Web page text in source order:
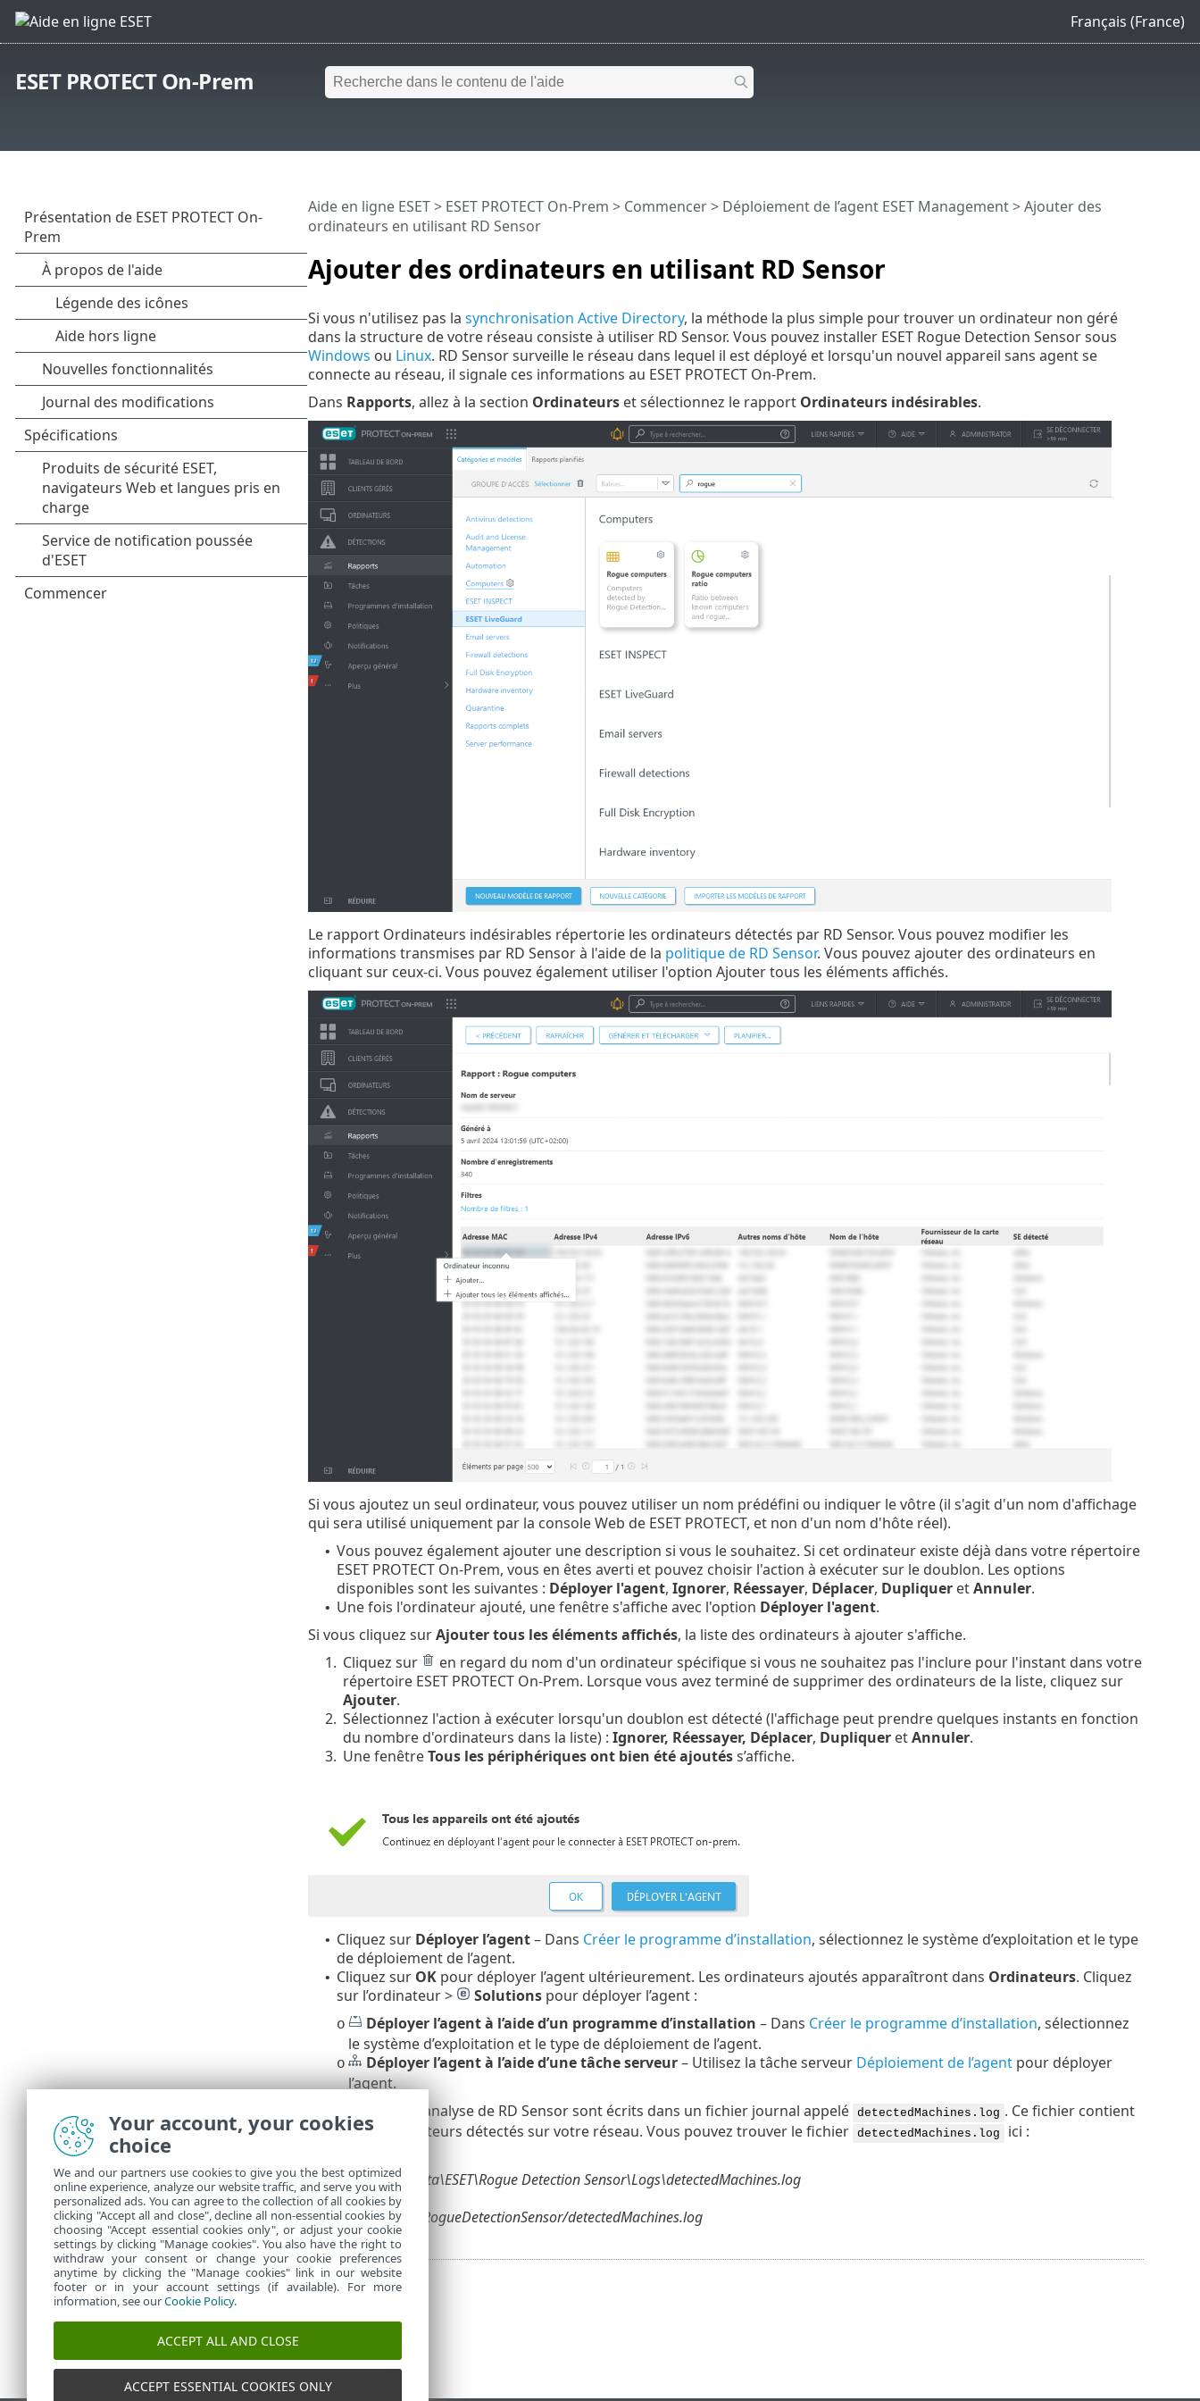
Français (France)
ESET PROTECT On-Prem
Ajouter des ordinateurs en utilisant RD Sensor
Aide en ligne ESET> ESET PROTECT On-Prem > Commencer> Déploiement de l’agent ESET Management> Ajouter des
ordinateurs en utilisant RD Sensor
Si vous n'utilisez pas la synchronisation Active Directory, la méthode la plus simple pour trouver un ordinateur non géré
dans la structure de votre réseau consiste à utiliser RD Sensor. Vous pouvez installer ESET Rogue Detection Sensor sous
Windows ou Linux. RD Sensor surveille le réseau dans lequel il est déployé et lorsqu'un nouvel appareil sans agent se
connecte au réseau, il signale ces informations au ESET PROTECT On-Prem.
Dans Rapports, allez à la section Ordinateurset sélectionnez le rapport Ordinateurs indésirables.
Le rapport Ordinateurs indésirables répertorie les ordinateurs détectés par RD Sensor. Vous pouvez modifier les
informations transmises par RD Sensor à l'aide de la politique de RD Sensor. Vous pouvez ajouter des ordinateurs en
cliquant sur ceux-ci. Vous pouvez également utiliser l'option Ajouter tous les éléments affichés.
Si vous ajoutez un seul ordinateur, vous pouvez utiliser un nom prédéfini ou indiquer le vôtre (il s'agit d'un nom d'affichage
qui sera utilisé uniquement par la console Web de ESET PROTECT, et non d'un nom d'hôte réel).
• Vous pouvez également ajouter une description si vous le souhaitez. Si cet ordinateur existe déjà dans votre répertoire
ESET PROTECT On-Prem, vous en êtes averti et pouvez choisir l'action à exécuter sur le doublon. Les options
disponibles sont les suivantes : Déployer l'agent, Ignorer, Réessayer, Déplacer, DupliqueretAnnuler.
• Une fois l'ordinateur ajouté, une fenêtre s'affiche avec l'option Déployer l'agent.
Si vous cliquez surAjouter tous les éléments affichés, la liste des ordinateurs à ajouter s'affiche.
1. Cliquez sur
en regard du nom d'un ordinateur spécifique si vous ne souhaitez pas l'inclure pour l'instant dans votre
répertoire ESET PROTECT On-Prem. Lorsque vous avez terminé de supprimer des ordinateurs de la liste, cliquez sur
Ajouter.
2. Sélectionnez l'action à exécuter lorsqu'un doublon est détecté (l'affichage peut prendre quelques instants en fonction
du nombre d'ordinateurs dans la liste) : Ignorer, Réessayer, Déplacer, DupliqueretAnnuler.
3. Une fenêtreTous les périphériques ont bien été ajoutéss’affiche.
• Cliquez sur Déployer l’agent– Dans Créer le programme d’installation, sélectionnez le système d’exploitation et le type
de déploiement de l’agent.
• Cliquez sur OKpour déployer l’agent ultérieurement. Les ordinateurs ajoutés apparaîtront dans Ordinateurs. Cliquez
sur l’ordinateur >
Solutionspour déployer l’agent :
o Déployer l’agent à l’aide d’un programme d’installation – Dans Créer le programme d’installation, sélectionnez
le système d’exploitation et le type de déploiement de l’agent.
o Déployer l’agent à l’aide d’une tâche serveur– Utilisez la tâche serveur Déploiement de l’agentpour déployer
l’agent.
Les résultats de l’analyse de RD Sensor sont écrits dans un fichier journal appelé detectedMachines.log . Ce fichier contient
la liste des ordinateurs détectés sur votre réseau. Vous pouvez trouver le fichier detectedMachines.log ici :
C:\ProgramData\ESET\Rogue Detection Sensor\Logs\detectedMachines.log
• Linux
/var/log/eset/RogueDetectionSensor/detectedMachines.log
Your account, your cookies
choice
We and our partners use cookies to give you the best optimized
online experience, analyze our website traffic, and serve you with
personalized ads. You can agree to the collection of all cookies by
clicking "Accept all and close", decline all non-essential cookies by
choosing "Accept essential cookies only", or adjust your cookie
settings by clicking "Manage cookies". You also have the right to
withdraw your consent or change your cookie preferences
anytime by clicking the "Manage cookies" link in our website
footer or in your account settings (if available). For more
information, see ourCookie Policy.
ACCEPT ALL AND CLOSE
ACCEPT ESSENTIAL COOKIES ONLY